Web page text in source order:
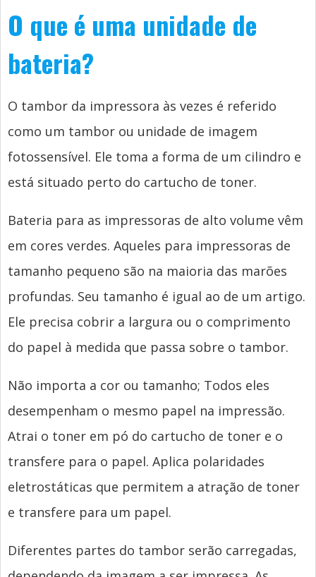
O que é uma unidade de
bateria?
O tambor da impressora às vezes é referido
como um tambor ou unidade de imagem
fotossensível. Ele toma a forma de um cilindro e
está situado perto do cartucho de toner.
Bateria para as impressoras de alto volume vêm
em cores verdes. Aqueles para impressoras de
tamanho pequeno são na maioria das marões
profundas. Seu tamanho é igual ao de um artigo.
Ele precisa cobrir a largura ou o comprimento
do papel à medida que passa sobre o tambor.
Não importa a cor ou tamanho; Todos eles
desempenham o mesmo papel na impressão.
Atrai o toner em pó do cartucho de toner e o
transfere para o papel. Aplica polaridades
eletrostáticas que permitem a atração de toner
e transfere para um papel.
Diferentes partes do tambor serão carregadas,